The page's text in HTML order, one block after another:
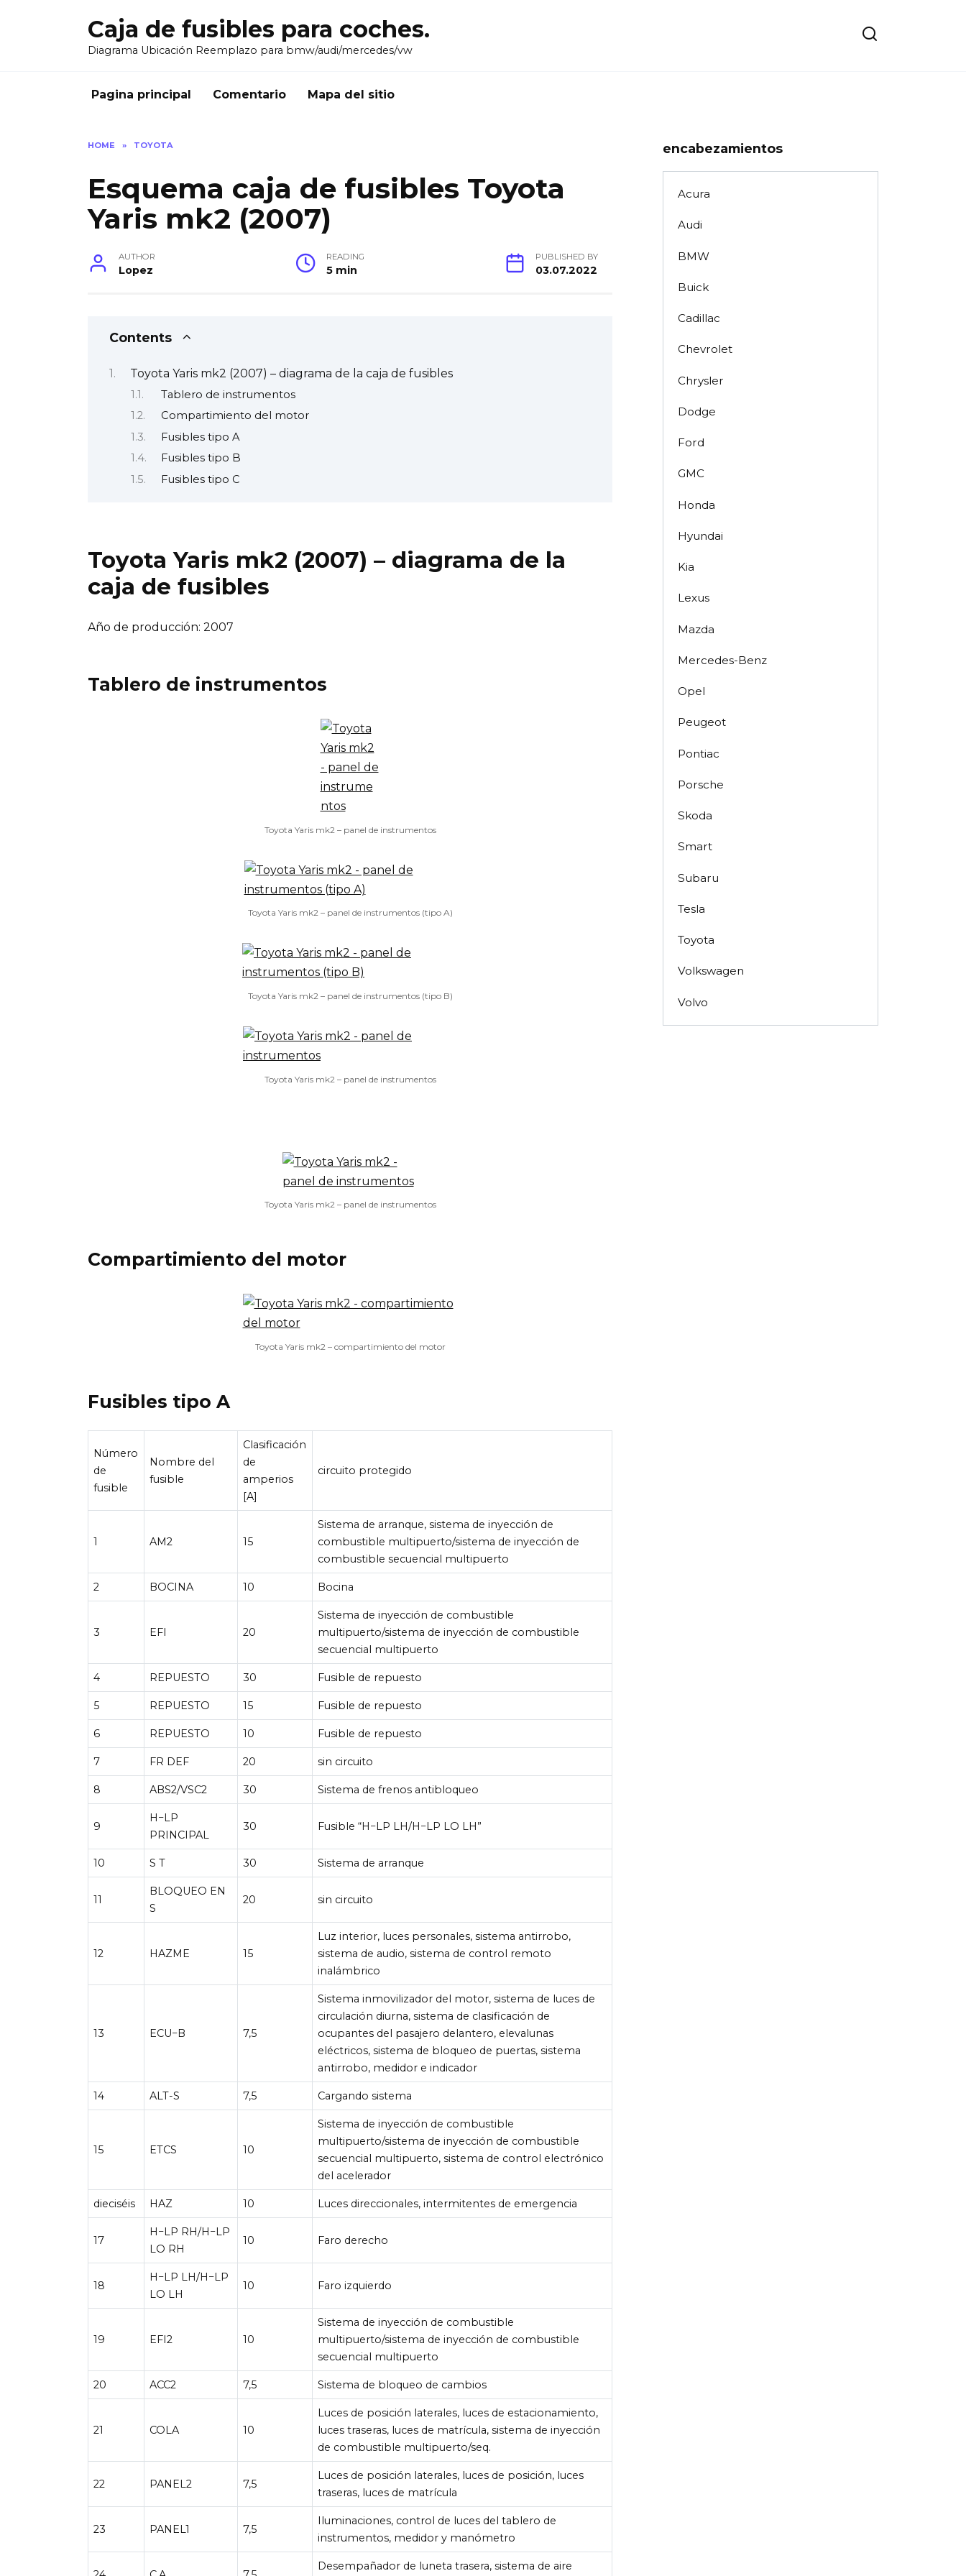
Caja de fusibles para coches.
Diagrama Ubicación Reemplazo para bmw/audi/mercedes/vw
Pagina principal Comentario Mapa del sitio
HOME » TOYOTA
Esquema caja de fusibles Toyota
Yaris mk2 (2007)
AUTHOR
Lopez
READING
5 min
PUBLISHED BY
03.07.2022
Contents
Toyota Yaris mk2 (2007) – diagrama de la caja de fusibles
Tablero de instrumentos
Compartimiento del motor
Fusibles tipo A
Fusibles tipo B
Fusibles tipo C
Toyota Yaris mk2 (2007) – diagrama de la
caja de fusibles
Año de producción: 2007
Tablero de instrumentos
Toyota Yaris mk2 – panel de instrumentos
Toyota Yaris mk2 – panel de instrumentos (tipo A)
Toyota Yaris mk2 – panel de instrumentos (tipo B)
Toyota Yaris mk2 – panel de instrumentos
Toyota Yaris mk2 – panel de instrumentos
Compartimiento del motor
Toyota Yaris mk2 – compartimiento del motor
Fusibles tipo A
Número
de
fusible
Nombre del
fusible
Clasificación
de
amperios
[A]
circuito protegido
1 AM2 15
Sistema de arranque, sistema de inyección de
combustible multipuerto/sistema de inyección de
combustible secuencial multipuerto
2 BOCINA 10 Bocina
3 EFI 20
Sistema de inyección de combustible
multipuerto/sistema de inyección de combustible
secuencial multipuerto
4 REPUESTO 30 Fusible de repuesto
5 REPUESTO 15 Fusible de repuesto
6 REPUESTO 10 Fusible de repuesto
7 FR DEF 20 sin circuito
8 ABS2/VSC2 30 Sistema de frenos antibloqueo
9
H−LP
PRINCIPAL
30 Fusible “H−LP LH/H−LP LO LH”
10 S T 30 Sistema de arranque
11
BLOQUEO EN
S
20 sin circuito
12 HAZME 15
Luz interior, luces personales, sistema antirrobo,
sistema de audio, sistema de control remoto
inalámbrico
13 ECU−B 7,5
Sistema inmovilizador del motor, sistema de luces de
circulación diurna, sistema de clasificación de
ocupantes del pasajero delantero, elevalunas
eléctricos, sistema de bloqueo de puertas, sistema
antirrobo, medidor e indicador
14 ALT-S 7,5 Cargando sistema
15 ETCS 10
Sistema de inyección de combustible
multipuerto/sistema de inyección de combustible
secuencial multipuerto, sistema de control electrónico
del acelerador
dieciséis HAZ 10 Luces direccionales, intermitentes de emergencia
17
H−LP RH/H−LP
LO RH
10 Faro derecho
18
H−LP LH/H−LP
LO LH
10 Faro izquierdo
19 EFI2 10
Sistema de inyección de combustible
multipuerto/sistema de inyección de combustible
secuencial multipuerto
20 ACC2 7,5 Sistema de bloqueo de cambios
21 COLA 10
Luces de posición laterales, luces de estacionamiento,
luces traseras, luces de matrícula, sistema de inyección
de combustible multipuerto/seq.
22 PANEL2 7,5
Luces de posición laterales, luces de posición, luces
traseras, luces de matrícula
23 PANEL1 7,5
Iluminaciones, control de luces del tablero de
instrumentos, medidor y manómetro
Desempañador de luneta trasera, sistema de aire
encabezamientos
Acura
Audi
BMW
Buick
Cadillac
Chevrolet
Chrysler
Dodge
Ford
GMC
Honda
Hyundai
Kia
Lexus
Mazda
Mercedes-Benz
Opel
Peugeot
Pontiac
Porsche
Skoda
Smart
Subaru
Tesla
Toyota
Volkswagen
Volvo